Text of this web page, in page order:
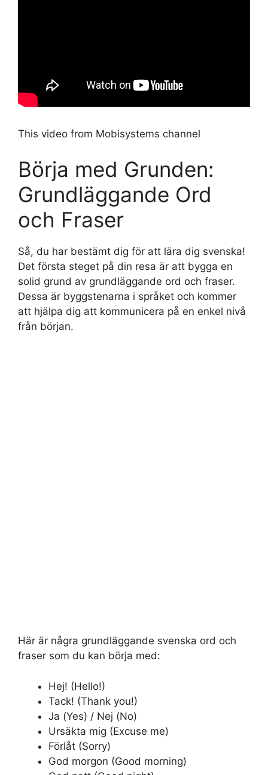
This video from Mobisystems channel
Börja med Grunden:
Grundläggande Ord
och Fraser
Så, du har bestämt dig för att lära dig svenska!
Det första steget på din resa är att bygga en
solid grund av grundläggande ord och fraser.
Dessa är byggstenarna i språket och kommer
att hjälpa dig att kommunicera på en enkel nivå
från början.
Här är några grundläggande svenska ord och
fraser som du kan börja med:
Hej! (Hello!)
Tack! (Thank you!)
Ja (Yes) / Nej (No)
Ursäkta mig (Excuse me)
Förlåt (Sorry)
God morgon (Good morning)